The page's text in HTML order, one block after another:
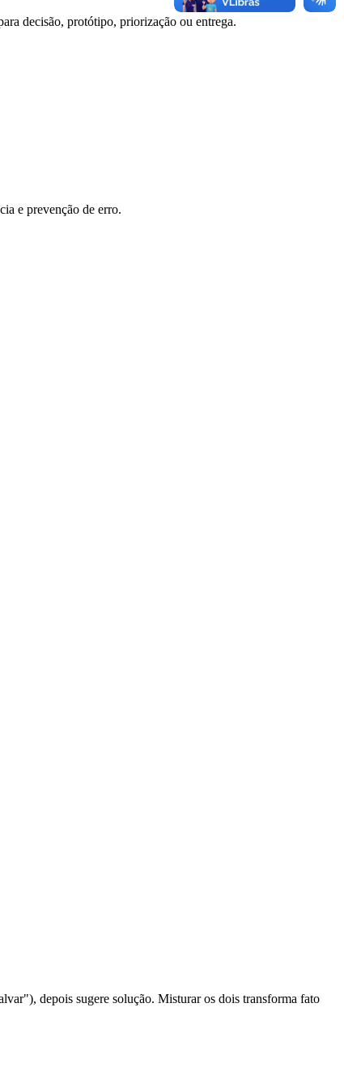
decisão, protótipo, priorização ou entrega.
e prevenção de erro.
depois sugere solução. Misturar os dois transforma fato